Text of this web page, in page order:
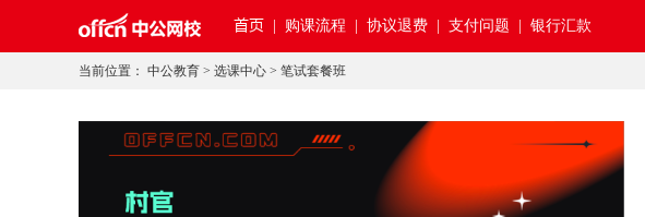
首页 购课流程 | 协议退费 | 支付问题 | 银行汇款
当前位置： 中公教育 > 选课中心 > 笔试套餐班